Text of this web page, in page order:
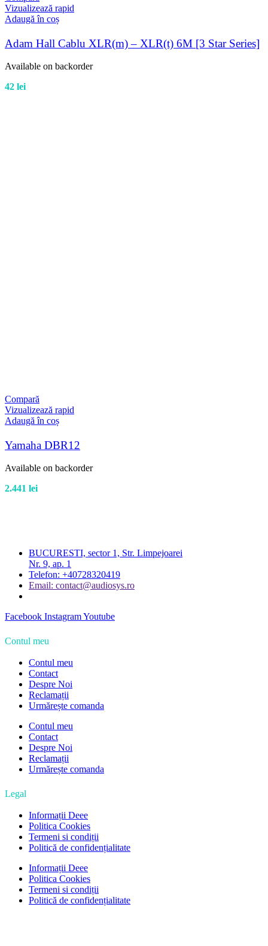
Vizualizează rapid
Adaugă în coș
Adam Hall Cablu XLR(m) – XLR(t) 6M [3 Star Series]
Available on backorder
42 lei
Compară
Vizualizează rapid
Adaugă în coș
Yamaha DBR12
Available on backorder
2.441 lei
BUCURESTI, sector 1, Str. Limpejoarei
Nr. 9, ap. 1
Telefon: +40728320419
Email: contact@audiosys.ro
Facebook InstagramYoutube
Contul meu
Contul meu
Contact
Despre Noi
Reclamații
Urmărește comanda
Contul meu
Contact
Despre Noi
Reclamații
Urmărește comanda
Legal
Informații Deee
Politica Cookies
Termeni si condiții
Politică de confidențialitate
Informații Deee
Politica Cookies
Termeni si condiții
Politică de confidențialitate